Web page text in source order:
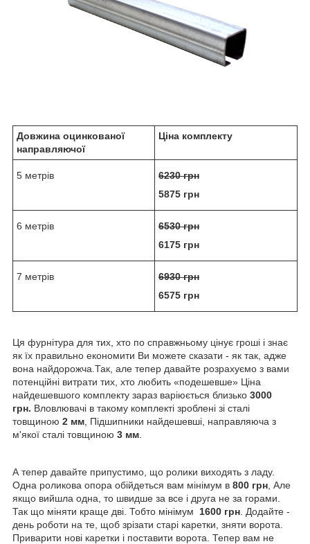
Довжина оцинкованої
направляючої
Ціна комплекту
5 метрів
6230 грн
5875 грн
6 метрів
6530 грн
6175 грн
7 метрів
6930 грн
6575 грн
Ця фурнітура для тих, хто по справжньому цінує гроші і знає
як їх правильно економити Ви можете сказати - як так, адже
вона найдорожча.Так, але тепер давайте розрахуємо з вами
потенційні витрати тих, хто любить «подешевше» Ціна
найдешевшого комплекту зараз варіюється близько 3000
грн. Вловлювачі в такому комплекті зроблені зі сталі
товщиною 2 мм , Підшипники найдешевші, направляюча з
м'якої сталі товщиною 3 мм
А тепер давайте припустимо, що ролики виходять з ладу.
Одна роликова опора обійдеться вам мінімум в 800 грн , Але
якщо вийшла одна, то швидше за все і друга не за горами.
Так що міняти краще дві. Тобто мінімум
1600 грн . Додайте -
день роботи на те, щоб зрізати старі каретки, зняти ворота.
Приварити нові каретки і поставити ворота. Тепер вам не